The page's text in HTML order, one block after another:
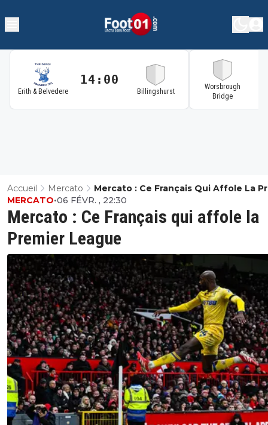
Erith & Belvedere
14:00
Billingshurst
Worsbrough
Bridge
Accueil Mercato
Mercato : Ce Français Qui Affole La
League
Mercato : Ce Français qui affole la
Premier League
MERCATO•06 FÉVR. , 22:30